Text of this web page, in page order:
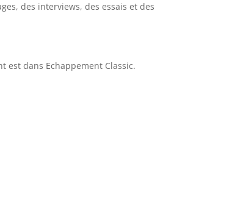
des interviews, des essais et des
est dans Echappement Classic.